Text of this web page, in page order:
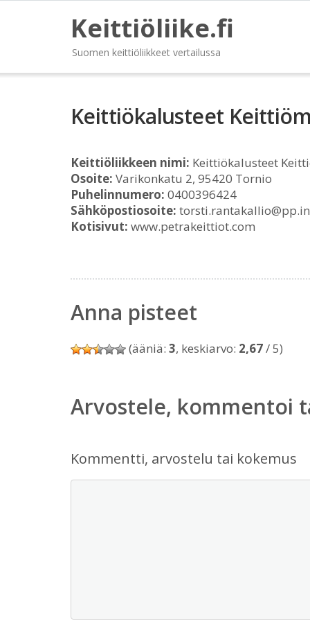
Keittiöliike.fi
Suomen keittiöliikkeet vertailussa
Keittiökalusteet
Keittiöliikkeen nimi: Keittiökalusteet
Osoite: Varikonkatu 2, 95420 Tornio
Puhelinnumero: 0400396424
Sähköpostiosoite:
Kotisivut: www.petrakeittiot.com
Anna pisteet
(ääniä: 3, keskiarvo: 2,67/ 5)
Arvostele, kommentoi
Kommentti, arvostelu tai kokemus